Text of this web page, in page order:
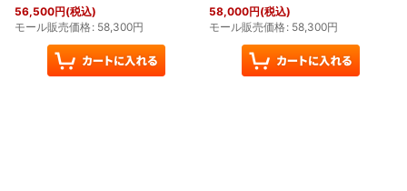
56,500円(税込)
モール販売価格: 58,300円
58,000円(税込)
モール販売価格: 58,300円